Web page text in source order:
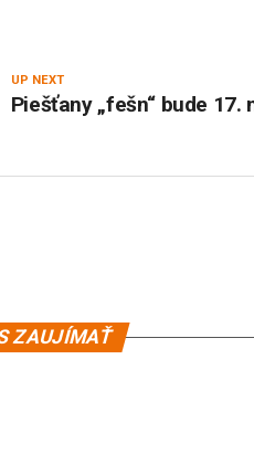
UP NEXT
Piešťany „fešn“ bude 17.
ZAUJÍMAŤ